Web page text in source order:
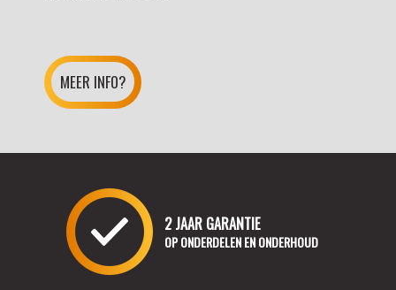
MEER INFO?
2 JAAR GARANTIE
OP ONDERDELEN EN ONDERHOUD